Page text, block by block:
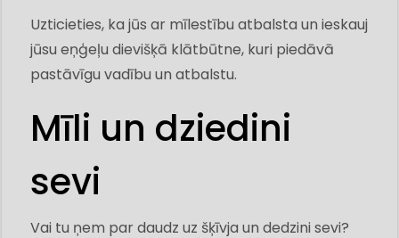
Uzticieties, ka jūs ar mīlestību atbalsta un ieskauj
jūsu eņģeļu dievišķā klātbūtne, kuri piedāvā
pastāvīgu vadību un atbalstu.
Mīli un dziedini
sevi
Vai tu ņem par daudz uz šķīvja un dedzini sevi?